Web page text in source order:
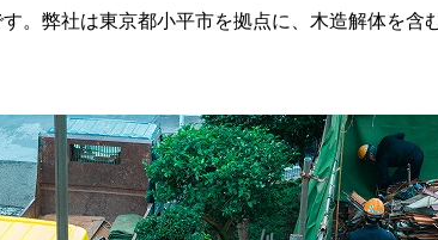
。弊社は東京都小平市を拠点に、木造解体を